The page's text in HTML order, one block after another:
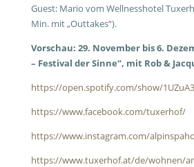
Guest: Mario vom Wellnesshotel
Min. mit „Outtakes“).
Vorschau: 29. November bis 6.
– Festival der Sinne“, mit Rob &
https://open.spotify.com/show/
https://www.facebook.com/tuxerhof/
https://www.instagram.com/
https://www.tuxerhof.at/de/wohnen/